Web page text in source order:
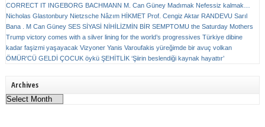
CORRECT IT INGEBORG BACHMANN M. Can Güney Madımak Nefessiz kalmak…
Nicholas Glastonbury Nietzsche Nâzım HİKMET Prof. Cengiz Aktar RANDEVU Sarıl
Bana . M Can Güney SES SİYASİ NİHİLİZMİN BİR SEMPTOMU the Saturday Mothers
Trump victory comes with a silver lining for the world’s progressives Türkiye dibine
kadar faşizmi yaşayacak Vizyoner Yanis Varoufakis yüreğimde bir avuç volkan
ÖMÜR'CÜ GELDİ ÇOCUK öykü ŞEHİTLİK ‘Şiirin beslendiği kaynak hayattır’
Archives
Archives